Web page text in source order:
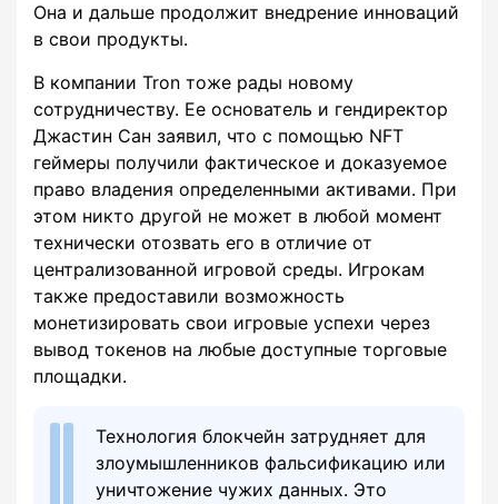
Она и дальше продолжит внедрение инноваций
в свои продукты.
В компании Tron тоже рады новому
сотрудничеству. Ее основатель и гендиректор
Джастин Сан заявил, что с помощью NFT
геймеры получили фактическое и доказуемое
право владения определенными активами. При
этом никто другой не может в любой момент
технически отозвать его в отличие от
централизованной игровой среды. Игрокам
также предоставили возможность
монетизировать свои игровые успехи через
вывод токенов на любые доступные торговые
площадки.
Технология блокчейн затрудняет для
злоумышленников фальсификацию или
уничтожение чужих данных. Это